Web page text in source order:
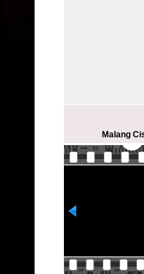
Malang